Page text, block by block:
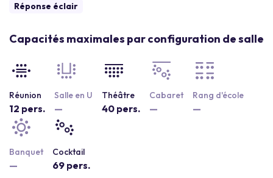
Réponse éclair
Capacités maximales par configuration de salle
Réunion
12 pers.
Salle en U
—
Théâtre
40 pers.
Cabaret
—
Rang d'école
—
Banquet
—
Cocktail
69 pers.